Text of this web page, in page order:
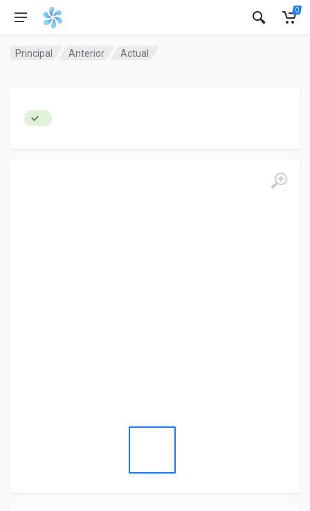
0
Principal Anterior Actual